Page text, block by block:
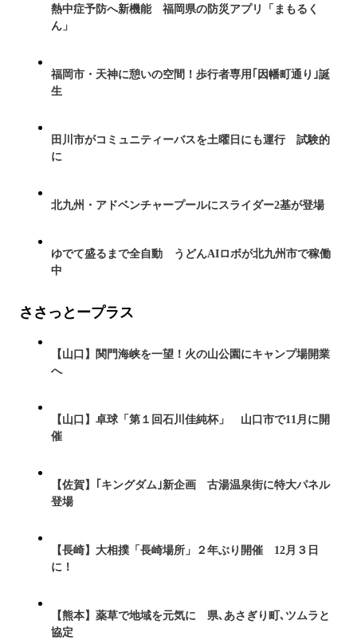
熱中症予防へ新機能 福岡県の防災アプリ「まもるく
ん」
福岡市・天神に憩いの空間！歩行者専用｢因幡町通り｣誕
生
田川市がコミュニティーバスを土曜日にも運行 試験的
に
北九州・アドベンチャープールにスライダー2基が登場
ゆでて盛るまで全自動 うどんAIロボが北九州市で稼働
中
ささっとープラス
【山口】関門海峡を一望！火の山公園にキャンプ場開業
へ
【山口】卓球「第１回石川佳純杯」 山口市で11月に開
催
【佐賀】｢キングダム｣新企画 古湯温泉街に特大パネル
登場
【長崎】大相撲「長崎場所」２年ぶり開催 12月３日
に！
【熊本】薬草で地域を元気に 県､あさぎり町､ツムラと
協定